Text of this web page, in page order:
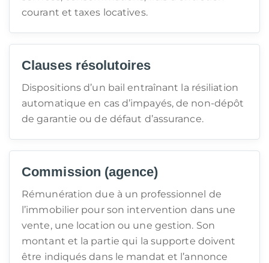
courant et taxes locatives.
Clauses résolutoires
Dispositions d’un bail entraînant la résiliation
automatique en cas d’impayés, de non-dépôt
de garantie ou de défaut d’assurance.
Commission (agence)
Rémunération due à un professionnel de
l’immobilier pour son intervention dans une
vente, une location ou une gestion. Son
montant et la partie qui la supporte doivent
être indiqués dans le mandat et l’annonce